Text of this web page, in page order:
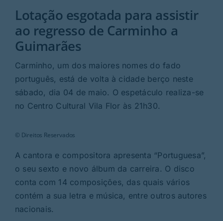
Opinião
Região
Rubricas
Jornal
Search
For:
Lotação esgotada para assistir
ao regresso de Carminho a
Guimarães
Carminho, um dos maiores nomes do fado
português, está de volta à cidade berço neste
sábado, dia 04 de maio. O espetáculo realiza-se
no Centro Cultural Vila Flor às 21h30.
© Direitos Reservados
A cantora e compositora apresenta “Portuguesa”,
o seu sexto e novo álbum da carreira. O disco
conta com 14 composições, das quais vários
contém a sua letra e música, entre outros autores
nacionais.